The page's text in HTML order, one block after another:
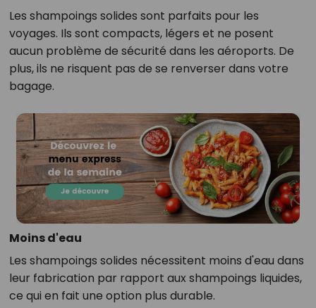
Les shampoings solides sont parfaits pour les
voyages. Ils sont compacts, légers et ne posent
aucun problème de sécurité dans les aéroports. De
plus, ils ne risquent pas de se renverser dans votre
bagage.
Moins d'eau
Les shampoings solides nécessitent moins d'eau dans
leur fabrication par rapport aux shampoings liquides,
ce qui en fait une option plus durable.